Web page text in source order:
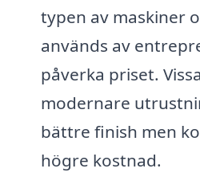
typen av maskiner
används av
påverka priset.
modernare
bättre finish men
högre kostnad.